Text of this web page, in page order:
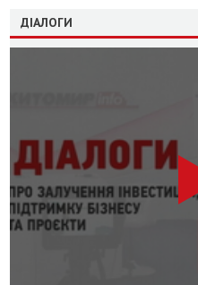
ДІАЛОГИ